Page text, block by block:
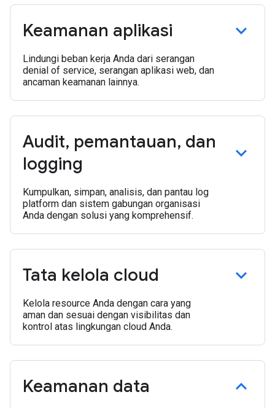
Keamanan aplikasi
Lindungi beban kerja Anda dari serangan
denial of service, serangan aplikasi web, dan
ancaman keamanan lainnya.
Audit, pemantauan, dan
logging
Kumpulkan, simpan, analisis, dan pantau log
platform dan sistem gabungan organisasi
Anda dengan solusi yang komprehensif.
Tata kelola cloud
Kelola resource Anda dengan cara yang
aman dan sesuai dengan visibilitas dan
kontrol atas lingkungan cloud Anda.
Keamanan data